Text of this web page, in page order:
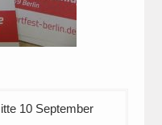
10 September